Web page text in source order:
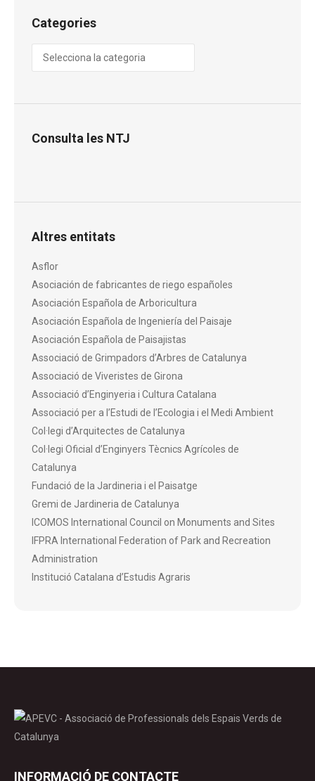
Categories
Categories
Consulta les NTJ
Altres entitats
Asflor
Asociación de fabricantes de riego españoles
Asociación Española de Arboricultura
Asociación Española de Ingeniería del Paisaje
Asociación Española de Paisajistas
Associació de Grimpadors d’Arbres de Catalunya
Associació de Viveristes de Girona
Associació d’Enginyeria i Cultura Catalana
Associació per a l’Estudi de l’Ecologia i el Medi Ambient
Col·legi d’Arquitectes de Catalunya
Col·legi Oficial d’Enginyers Tècnics Agrícoles de
Catalunya
Fundació de la Jardineria i el Paisatge
Gremi de Jardineria de Catalunya
ICOMOS International Council on Monuments and Sites
IFPRA International Federation of Park and Recreation
Administration
Institució Catalana d’Estudis Agraris
INFORMACIÓ DE CONTACTE